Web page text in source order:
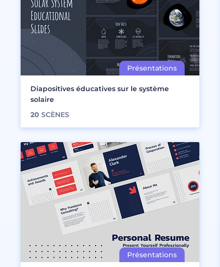
Diapositives éducatives sur le système
solaire
20 SCÈNES